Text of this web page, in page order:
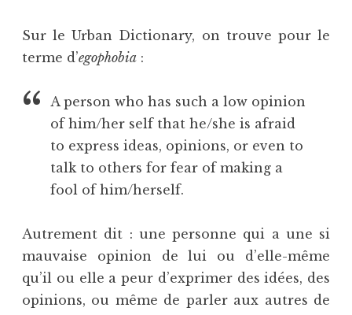
Sur le Urban Dictionary, on trouve pour le
terme d’egophobia :
A person who has such a low opinion
of him/her self that he/she is afraid
to express ideas, opinions, or even to
talk to others for fear of making a
fool of him/herself.
Autrement dit : une personne qui a une si
mauvaise opinion de lui ou d’elle-même
qu’il ou elle a peur d’exprimer des idées, des
opinions, ou même de parler aux autres de